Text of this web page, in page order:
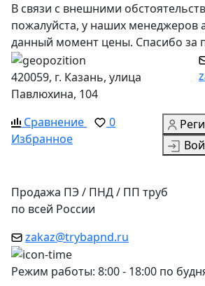
В связи с внешними
пожалуйста, у наших менеджеров
данный момент цены. Спасибо за
420059, г. Казань, улица
Павлюхина, 104
Сравнение
0
Избранное
Продажа ПЭ / ПНД / ПП труб
по всей России
zakaz@trybapnd.ru
Режим работы: 8:00 - 18:00 по